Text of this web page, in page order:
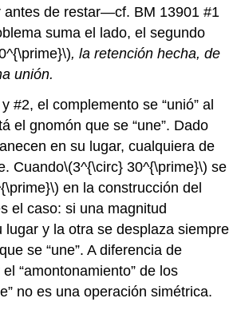
antes de restar—cf. BM 13901 #1
suma el lado, el segundo
, la retención hecha, de
unión.
#2, el complemento se “unió” al
el gnomón que se “une”. Dado
en su lugar, cualquiera de
Cuando\(3^{\circ} 30^{\prime}\) se
en la construcción del
el caso: si una magnitud
lugar y la otra se desplaza siempre
se “une”. A diferencia de
“amontonamiento” de los
no es una operación simétrica.